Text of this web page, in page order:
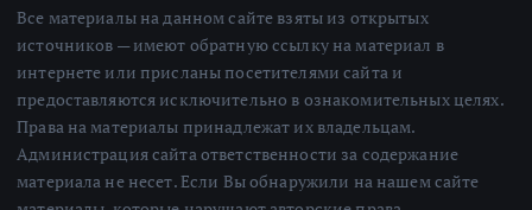
Все материалы на данном сайте взяты из открытых
источников — имеют обратную ссылку на материал в
интернете или присланы посетителями сайта и
предоставляются исключительно в ознакомительных целях.
Права на материалы принадлежат их владельцам.
Администрация сайта ответственности за содержание
материала не несет. Если Вы обнаружили на нашем сайте